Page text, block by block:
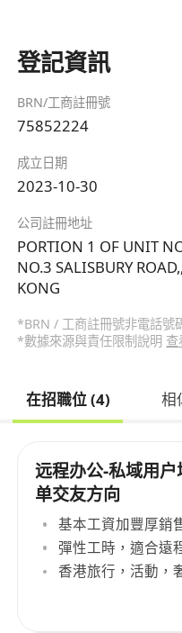
登記資訊
BRN/工商註冊號
75852224
成立日期
2023-10-30
公司註冊地址
PORTION 1 OF UNIT
NO.3 SALISBURY
KONG
*BRN / 工商註冊號非電話號
*數據來源與責任限制說明 查
在招職位 (4) 相
远程办公-私域用
单交友方向
基本工資加豐厚銷
彈性工時，適合遠
香港旅行，活動，